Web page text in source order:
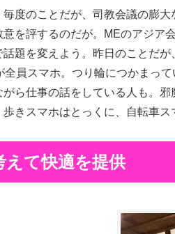
毎度のことだが、司教会議の膨
を評するのだが。MEのアジア
話題を変えよう。昨日のことだ
全員スマホ。つり輪につかまっ
ら仕事の話をしている人も。
きスマホはとっくに、自転車ス
えて快適を提供